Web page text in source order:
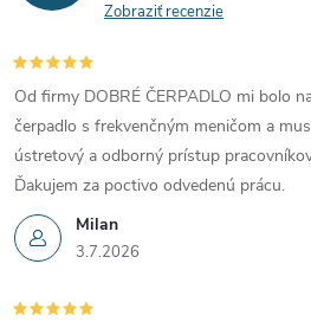
Zobraziť recenzie
Milan
3.7.2026
Od firmy DOBRÉ ČERPADLO mi bolo
čerpadlo s frekvenčným meničom a
ústretový a odborný prístup
Ďakujem za poctivo odvedenú prácu.